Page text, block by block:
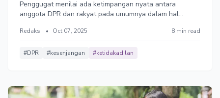
Penggugat menilai ada ketimpangan nyata antara
anggota DPR dan rakyat pada umumnya dalam hal
orang dari 9 periode selama parlemen berdiri pemohon
APBN hingga Rp226 miliar.
Redaksi • Oct 07, 2025 8 min read
#DPR #kesenjangan #ketidakadilan